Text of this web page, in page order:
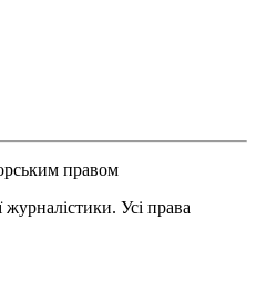
правом
Усі права